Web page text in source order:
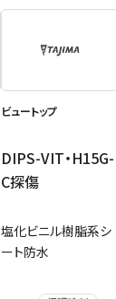
ビュートップ
DIPS-VIT・H15G-
C探傷
塩化ビニル樹脂系シ
ート防水